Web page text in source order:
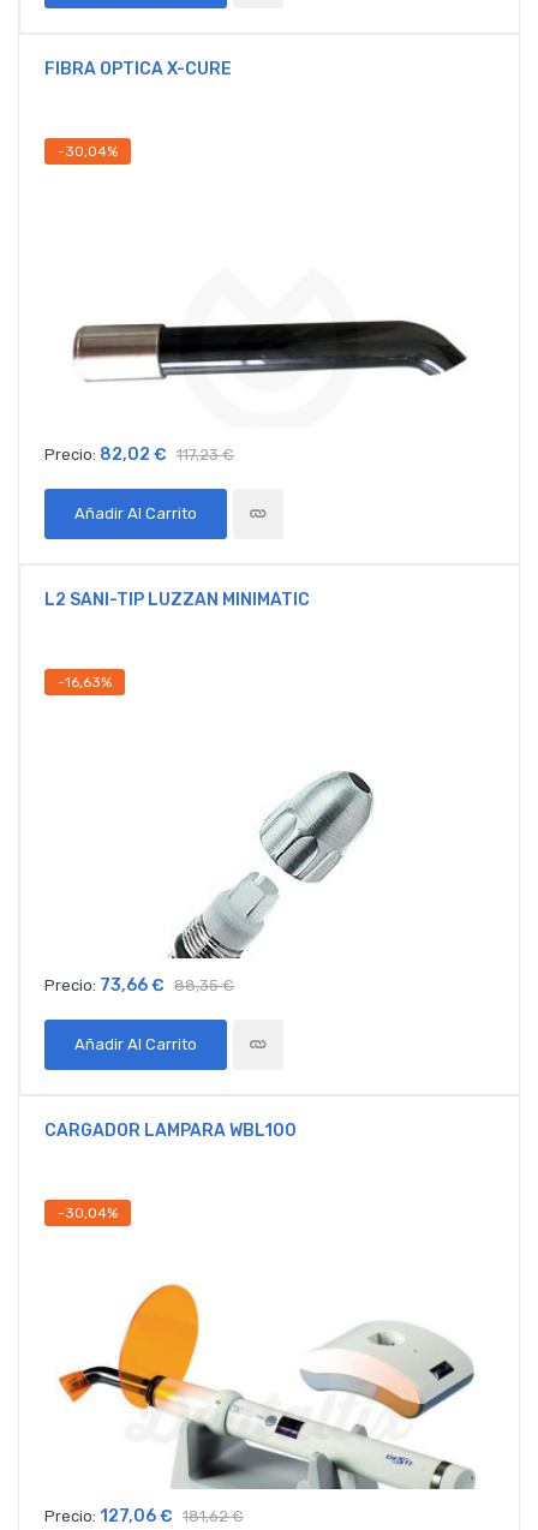
FIBRA OPTICA X-CURE
-30,04%
Precio: 82,02 € 117,23 €
Añadir Al Carrito
L2 SANI-TIP LUZZAN MINIMATIC
-16,63%
Precio: 73,66 € 88,35 €
Añadir Al Carrito
CARGADOR LAMPARA WBL100
-30,04%
Precio: 127,06 € 181,62 €